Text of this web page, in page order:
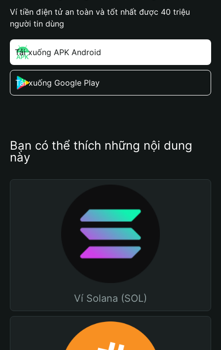
Ví tiền điện tử an toàn và tốt nhất được 40 triệu
người tin dùng
Tải xuống APK Android
Tải xuống Google Play
Bạn có thể thích những nội dung
này
Ví Solana (SOL)